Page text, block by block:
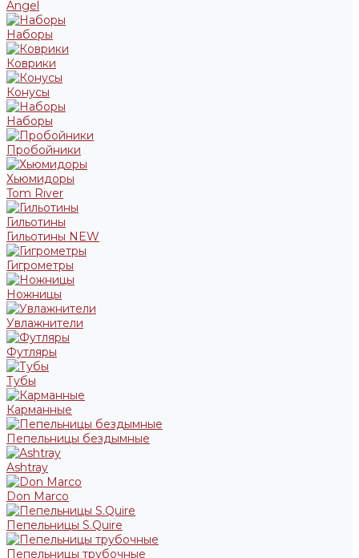
Angel
Наборы
Коврики
Конусы
Наборы
Пробойники
Хьюмидоры
Tom River
Гильотины
Гильотины NEW
Гигрометры
Ножницы
Увлажнители
Футляры
Тубы
Карманные
Пепельницы бездымные
Ashtray
Don Marco
Пепельницы S.Quire
Пепельницы трубочные